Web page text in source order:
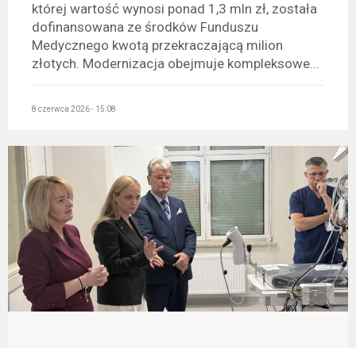
której wartość wynosi ponad 1,3 mln zł, została
dofinansowana ze środków Funduszu
Medycznego kwotą przekraczającą milion
złotych. Modernizacja obejmuje kompleksowe...
8 czerwca 2026 - 15:08